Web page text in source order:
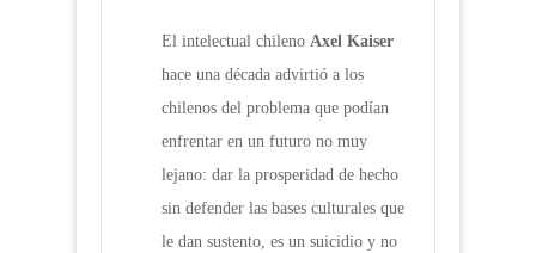
El intelectual chileno Axel Kaiser
hace una década advirtió a los
chilenos del problema que podían
enfrentar en un futuro no muy
lejano: dar la prosperidad de hecho
sin defender las bases culturales que
le dan sustento, es un suicidio y no